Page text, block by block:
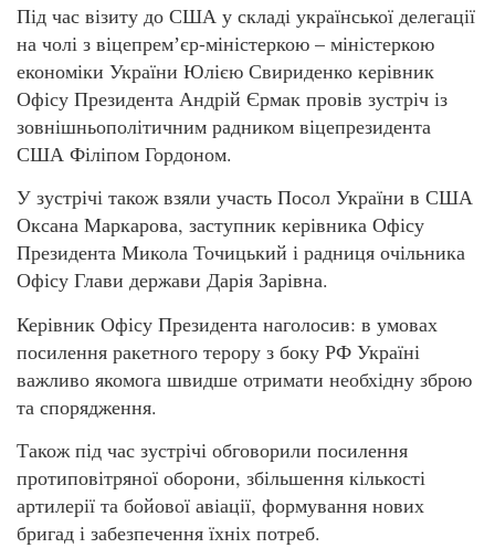
Під час візиту до США у складі української делегації
на чолі з віцепремʼєр-міністеркою – міністеркою
економіки України Юлією Свириденко керівник
Офісу Президента Андрій Єрмак провів зустріч із
зовнішньополітичним радником віцепрезидента
США Філіпом Гордоном.
У зустрічі також взяли участь Посол України в США
Оксана Маркарова, заступник керівника Офісу
Президента Микола Точицький і радниця очільника
Офісу Глави держави Дарія Зарівна.
Керівник Офісу Президента наголосив: в умовах
посилення ракетного терору з боку РФ Україні
важливо якомога швидше отримати необхідну зброю
та спорядження.
Також під час зустрічі обговорили посилення
протиповітряної оборони, збільшення кількості
артилерії та бойової авіації, формування нових
бригад і забезпечення їхніх потреб.